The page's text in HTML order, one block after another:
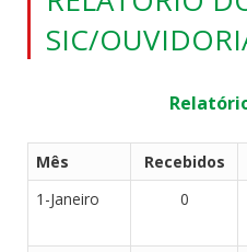
SIC/
Mês Recebidos
1-Janeiro
0